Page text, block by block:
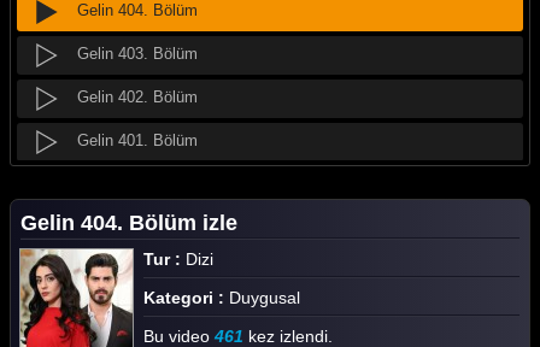
Gelin 404. Bölüm
Gelin 403. Bölüm
Gelin 402. Bölüm
Gelin 401. Bölüm
Gelin 399. Bölüm
Gelin 398. Bölüm
Gelin 397. Bölüm
Gelin 404. Bölüm izle
Tur : Dizi
Kategori : Duygusal
Bu video 461 kez izlendi.